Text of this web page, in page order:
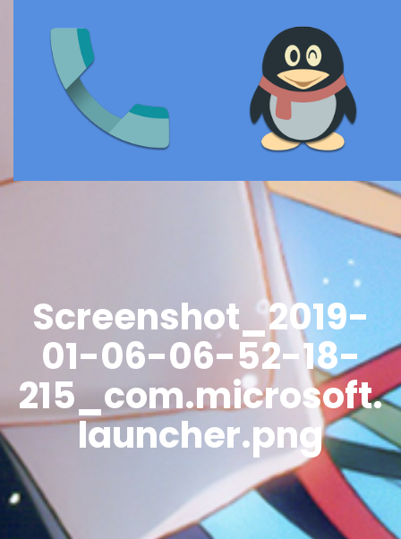
Screenshot_2019-
01-06-06-52-18-
215_com.microsoft.
launcher.png